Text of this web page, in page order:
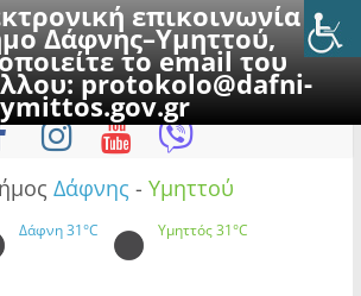
επικοινωνία με
Δάφνης–Υμηττού,
το email του
protokolo@dafni-
ymittos.gov.gr
8 Αυγούστου 2026
Δάφνης - Υμηττού
Δάφνη31°C Υμηττός31°C